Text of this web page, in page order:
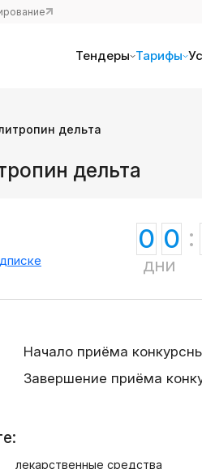
Тендеры Тарифы
дельта
дельта
0 0
дни
Начало приёма
Завершение приёма
лекарственные средства